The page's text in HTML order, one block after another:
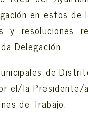
en estos de
y resoluciones
Delegación.
de
el/la Presidente/
de Trabajo.